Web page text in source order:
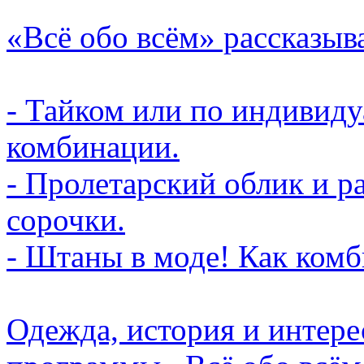
«Всё обо всём»
- Тайком или по
комбинации.
- Пролетарский облик и
сорочки.
- Штаны в моде! Как
Одежда, история и